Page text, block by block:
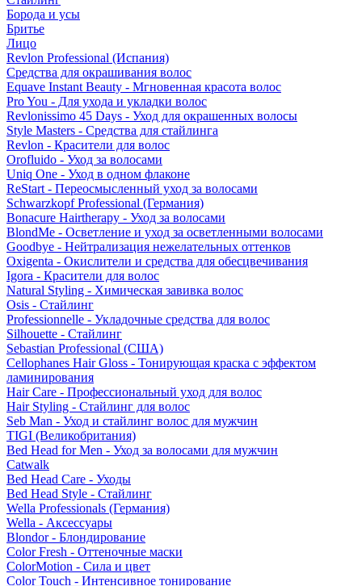
Борода и усы
Бритье
Лицо
Revlon Professional (Испания)
Средства для окрашивания волос
Equave Instant Beauty - Мгновенная красота волос
Pro You - Для ухода и укладки волос
Revlonissimo 45 Days - Уход для окрашенных волосы
Style Masters - Средства для стайлинга
Revlon - Красители для волос
Orofluido - Уход за волосами
Uniq One - Уход в одном флаконе
ReStart - Переосмысленный уход за волосами
Schwarzkopf Professional (Германия)
Bonacure Hairtherapy - Уход за волосами
BlondMe - Осветление и уход за осветленными волосами
Goodbye - Нейтрализация нежелательных оттенков
Oxigenta - Окислители и средства для обесцвечивания
Igora - Красители для волос
Natural Styling - Химическая завивка волос
Osis - Стайлинг
Professionnelle - Укладочные средства для волос
Silhouette - Стайлинг
Sebastian Professional (США)
Cellophanes Hair Gloss - Тонирующая краска с эффектом
ламинирования
Hair Care - Профессиональный уход для волос
Hair Styling - Стайлинг для волос
Seb Man - Уход и стайлинг волос для мужчин
TIGI (Великобритания)
Bed Head for Men - Уход за волосами для мужчин
Catwalk
Bed Head Care - Уходы
Bed Head Style - Стайлинг
Wella Professionals (Германия)
Wella - Аксессуары
Blondor - Блондирование
Color Fresh - Оттеночные маски
ColorMotion - Сила и цвет
Color Touch - Интенсивное тонирование